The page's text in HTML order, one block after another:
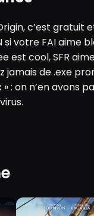
c’est gratuit
si votre FAI aime
est cool, SFR
jamais de .exe
: on n’en avons